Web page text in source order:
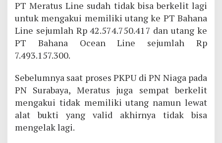
PT Meratus Line sudah tidak bisa berkelit lagi
untuk mengakui memiliki utang ke PT Bahana
Line sejumlah Rp 42.574.750.417 dan utang ke
PT Bahana Ocean Line sejumlah Rp
7.493.157.300.
Sebelumnya saat proses PKPU di PN Niaga pada
PN Surabaya, Meratus juga sempat berkelit
mengakui tidak memiliki utang namun lewat
alat bukti yang valid akhirnya tidak bisa
mengelak lagi.